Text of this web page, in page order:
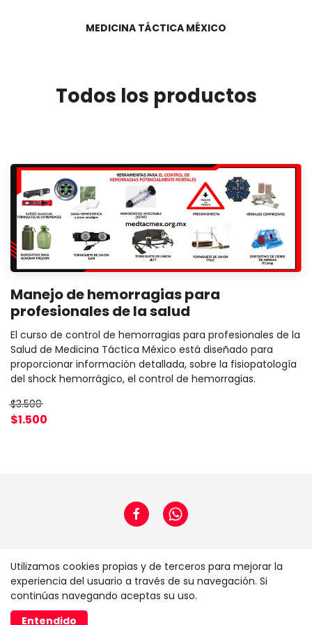
MEDICINA TÁCTICA MÉXICO
Todos los productos
Manejo de hemorragias para
profesionales de la salud
El curso de control de hemorragias para profesionales de la
Salud de Medicina Táctica México está diseñado para
proporcionar información detallada, sobre la fisiopatología
del shock hemorrágico, el control de hemorragias.
$3.500
$1.500
Home
Utilizamos cookies propias y de terceros para mejorar la
experiencia del usuario a través de su navegación. Si
continúas navegando aceptas su uso.
Entendido